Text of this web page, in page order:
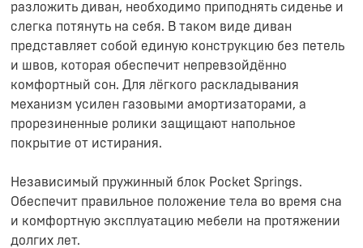
разложить диван, необходимо приподнять сиденье и
слегка потянуть на себя. В таком виде диван
представляет собой единую конструкцию без петель
и швов, которая обеспечит непревзойдённо
комфортный сон. Для лёгкого раскладывания
механизм усилен газовыми амортизаторами, а
прорезиненные ролики защищают напольное
покрытие от истирания.
Независимый пружинный блок Pocket Springs.
Обеспечит правильное положение тела во время сна
и комфортную эксплуатацию мебели на протяжении
долгих лет.